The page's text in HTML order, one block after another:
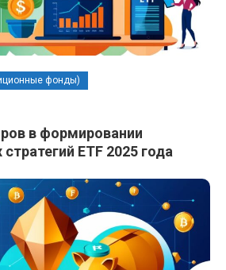
фонды)
в формировании
ETF 2025 года